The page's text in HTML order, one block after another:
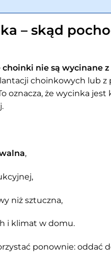
– skąd
nie są wycinane z
choinkowych lub
oznacza, że wycinka
,
niż sztuczna,
i klimat w domu.
ponownie: oddać